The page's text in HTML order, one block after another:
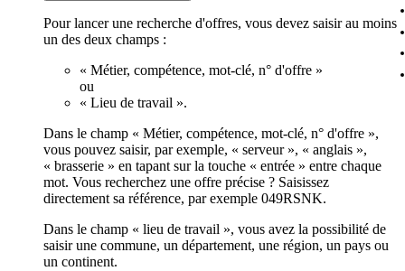
Pour lancer une recherche d'offres, vous devez saisir au moins
un des deux champs :
« Métier, compétence, mot-clé, n° d'offre »
ou
« Lieu de travail ».
Dans le champ « Métier, compétence, mot-clé, n° d'offre »,
vous pouvez saisir, par exemple, « serveur », « anglais »,
« brasserie » en tapant sur la touche « entrée » entre chaque
mot. Vous recherchez une offre précise ? Saisissez
directement sa référence, par exemple 049RSNK.
Dans le champ « lieu de travail », vous avez la possibilité de
saisir une commune, un département, une région, un pays ou
un continent.